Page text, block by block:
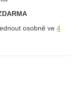
osobně ve 4